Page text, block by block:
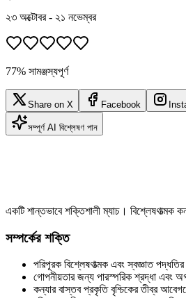
২৩ অক্টোবর - ২১ নভেম্বর
77% সামঞ্জস্যপূর্ণ
Share on X Facebook
সম্পূর্ণ AI বিশ্লেষণ পান
একটি শান্তভাবে শক্তিশালী ম্যাচ। বিশ্লেষণাত্মক
সম্পর্কের শক্তি
পরিপূরক বিশ্লেষণাত্মক এবং স্বজ্ঞাত
গোপনীয়তার জন্য পারস্পরিক শ্রদ্ধা এবং
কন্যার বাস্তব প্রকৃতি বৃশ্চিকের তীব্র